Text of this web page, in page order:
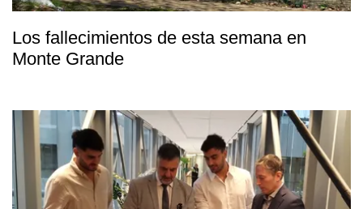
Los fallecimientos de esta semana en
Monte Grande